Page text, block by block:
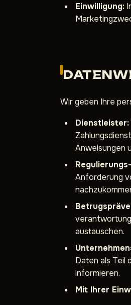
Einwilligung:
Wir geben Ihre
Dienstleister:
Anweisungen
Anforderung
austauschen.
Daten als Teil
informieren.
Mit Ihrer